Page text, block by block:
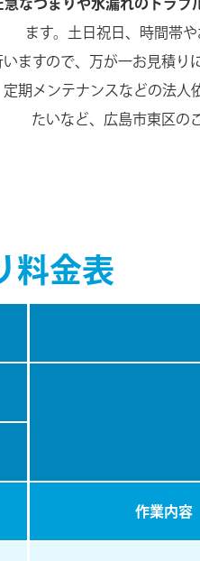
なつまりや水漏れのトラブ
ます。土日祝日、時間帯
ますので、万が一お見積
期メンテナンスなどの法
たいなど、広島市東区の
料金表
作業内容